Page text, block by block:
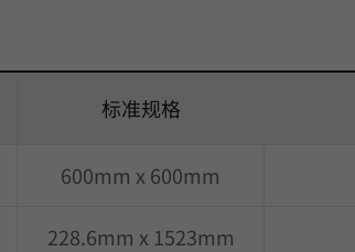
标准规格
600mm x 600mm
228.6mm x 1523mm